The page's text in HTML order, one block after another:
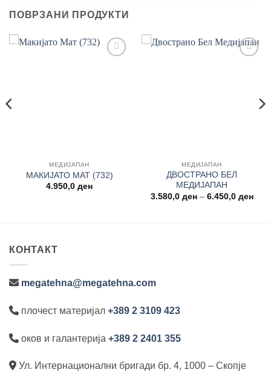
ПОВРЗАНИ ПРОДУКТИ
МЕДИЈАПАН
МАКИЈАТО МАТ (732)
4.950,0 ден
МЕДИЈАПАН
ДВОСТРАНО БЕЛ
МЕДИЈАПАН
3.580,0 ден – 6.450,0 ден
КОНТАКТ
megatehna@megatehna.com
плочест материјал +389 2 3109 423
оков и галантерија +389 2 2401 355
Ул. Интернационални бригади бр. 4, 1000 – Скопје